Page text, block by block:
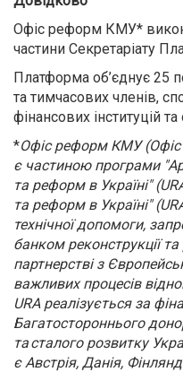
Офіс реформ КМУ*
частини Секретаріату
Платформа об’єднує 25
та тимчасових членів,
фінансових інституцій та
*Офіс реформ КМУ
є частиною програми
та реформ в Україні"
та реформ в Україні"
технічної допомоги,
банком реконструкції
партнерстві з
важливих процесів
URA реалізується за
Багатостороннього
та сталого розвитку
є Австрія, Данія,